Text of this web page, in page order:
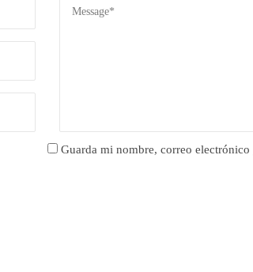
Guarda mi nombre, correo